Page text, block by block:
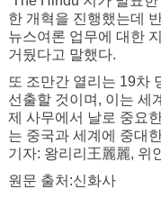
한 개혁을 진행했는데
뉴스여론 업무에 대한
거뒀다고 말했다.
또 조만간 열리는 19차
선출할 것이며, 이는 세
제 사무에서 날로 중요
는 중국과 세계에 중대
기자: 왕리리王麗麗, 위
원문 출처:신화사